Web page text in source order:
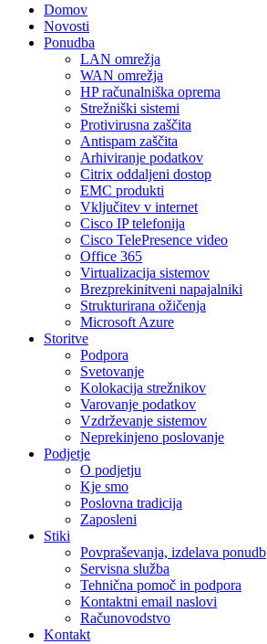
Domov
Novosti
Ponudba
LAN omrežja
WAN omrežja
HP računalniška oprema
Strežniški sistemi
Protivirusna zaščita
Antispam zaščita
Arhiviranje podatkov
Citrix oddaljeni dostop
EMC produkti
Vključitev v internet
Cisco IP telefonija
Cisco TelePresence video
Office 365
Virtualizacija sistemov
Brezprekinitveni napajalniki
Strukturirana ožičenja
Microsoft Azure
Storitve
Podpora
Svetovanje
Kolokacija strežnikov
Varovanje podatkov
Vzdrževanje sistemov
Neprekinjeno poslovanje
Podjetje
O podjetju
Kje smo
Poslovna tradicija
Zaposleni
Stiki
Povpraševanja, izdelava ponudb
Servisna služba
Tehnična pomoč in podpora
Kontaktni email naslovi
Računovodstvo
Kontakt